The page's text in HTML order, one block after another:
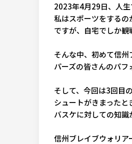
2023年4月29日、人
私はスポーツをするの
ですが、自宅でしか観
そんな中、初めて信
パーズの皆さんのパフ
そして、今回は3回目
シュートがきまった
バスケに対しての知
信州ブレイブウォリア